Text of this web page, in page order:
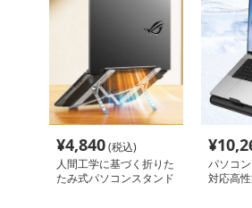
¥4,840(税込)
人間工学に基づく折りた
たみ式パソコンスタンド
¥
パソコ
対応高